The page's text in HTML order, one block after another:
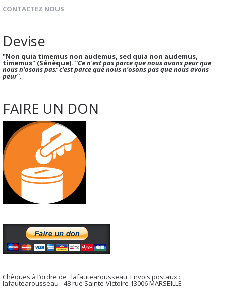
CONTACTEZ NOUS
Devise
"Non quia timemus non audemus, sed quia non audemus,
timemus" (Sénèque). "Ce n'est pas parce que nous avons peur que
nous n'osons pas; c'est parce que nous n'osons pas que nous avons
peur".
FAIRE UN DON
Chèques à l’ordre de : lafautearousseau. Envois postaux :
lafautearousseau - 48 rue Sainte-Victoire 13006 MARSEILLE